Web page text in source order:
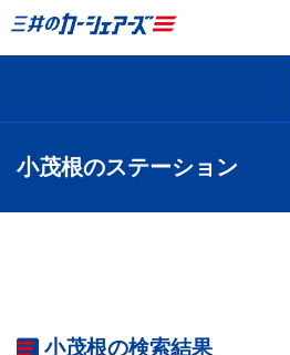
小茂根のステーション
小茂根の検索結果